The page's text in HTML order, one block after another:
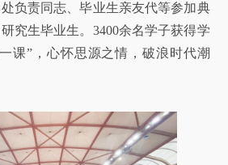
负责同志、毕业生亲友代等参加典
究生毕业生。3400余名学子获得学
课”，心怀思源之情，破浪时代潮